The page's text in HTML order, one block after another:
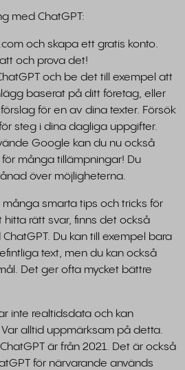
med ChatGPT:
och skapa ett gratis konto.
och prova det!
och be det till exempel att
baserat på ditt företag, eller
för en av dina texter. Försök
steg i dina dagliga uppgifter.
Google kan du nu också
många tillämpningar! Du
över möjligheterna.
smarta tips och tricks för
rätt svar, finns det också
Du kan till exempel bara
text, men du kan också
Det ger ofta mycket bättre
inte realtidsdata och kan
alltid uppmärksam på detta.
är från 2021. Det är också
för närvarande används